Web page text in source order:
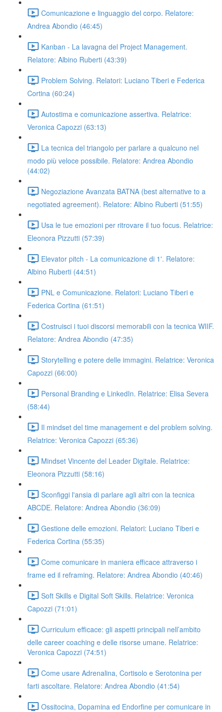
Comunicazione e linguaggio del corpo. Relatore:
Andrea Abondio (46:45)
Kanban - La lavagna del Project Management.
Relatore: Albino Ruberti (43:39)
Problem Solving. Relatori: Luciano Tiberi e Federica
Cortina (60:24)
Autostima e comunicazione assertiva. Relatrice:
Veronica Capozzi (63:13)
La tecnica del triangolo per parlare a qualcuno nel
modo più veloce possibile. Relatore: Andrea Abondio
(44:02)
Negoziazione Avanzata BATNA (best alternative to a
negotiated agreement). Relatore: Albino Ruberti (51:55)
Usa le tue emozioni per ritrovare il tuo focus. Relatrice:
Eleonora Pizzutti (57:39)
Elevator pitch - La comunicazione di 1'. Relatore:
Albino Ruberti (44:51)
PNL e Comunicazione. Relatori: Luciano Tiberi e
Federica Cortina (61:51)
Costruisci i tuoi discorsi memorabili con la tecnica WIIF.
Relatore: Andrea Abondio (47:35)
Storytelling e potere delle immagini. Relatrice: Veronica
Capozzi (66:00)
Personal Branding e LinkedIn. Relatrice: Elisa Severa
(58:44)
Il mindset del time management e del problem solving.
Relatrice: Veronica Capozzi (65:36)
Mindset Vincente del Leader Digitale. Relatrice:
Eleonora Pizzutti (58:16)
Sconfiggi l'ansia di parlare agli altri con la tecnica
ABCDE. Relatore: Andrea Abondio (36:09)
Gestione delle emozioni. Relatori: Luciano Tiberi e
Federica Cortina (55:35)
Come comunicare in maniera efficace attraverso i
frame ed il reframing. Relatore: Andrea Abondio (40:46)
Soft Skills e Digital Soft Skills. Relatrice: Veronica
Capozzi (71:01)
Curriculum efficace: gli aspetti principali nell’ambito
delle career coaching e delle risorse umane. Relatrice:
Veronica Capozzi (74:51)
Come usare Adrenalina, Cortisolo e Serotonina per
farti ascoltare. Relatore: Andrea Abondio (41:54)
Ossitocina, Dopamina ed Endorfine per comunicare in